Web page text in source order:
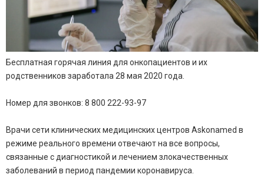
Бесплатная горячая линия для онкопациентов и их
родственников заработала 28 мая 2020 года.
Номер для звонков: 8 800 222-93-97
Врачи сети клинических медицинских центров Askonamed в
режиме реального времени отвечают на все вопросы,
связанные с диагностикой и лечением злокачественных
заболеваний в период пандемии коронавируса.